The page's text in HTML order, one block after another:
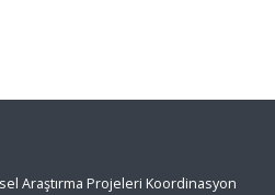
Araştırma Projeleri Koordinasyon